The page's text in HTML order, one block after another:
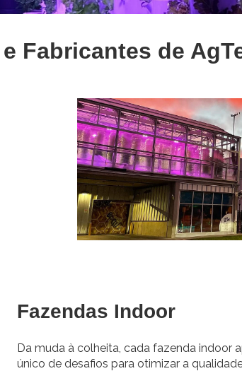
Fabricantes de
Fazendas Indoor
Da muda à colheita, cada fazenda indoor
único de desafios para otimizar a